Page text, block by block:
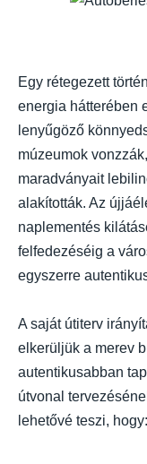
Egy rétegezett
energia hátterében
lenyűgöző
múzeumok
maradványait
alakították. Az
naplementés
felfedezéséig a
egyszerre
A saját útiterv
elkerüljük a merev
autentikusabban
útvonal
lehetővé teszi, hogy: